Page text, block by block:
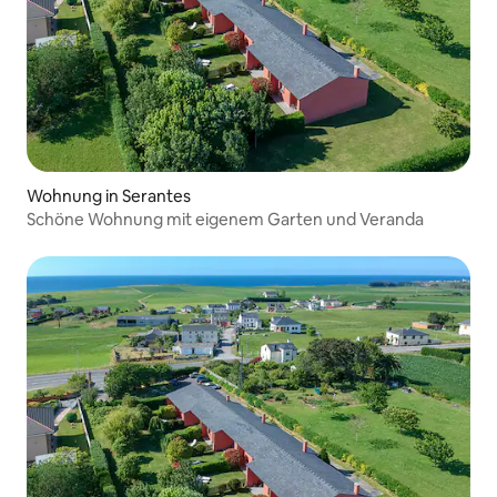
Wohnung in Serantes
Schöne Wohnung mit eigenem Garten und Veranda